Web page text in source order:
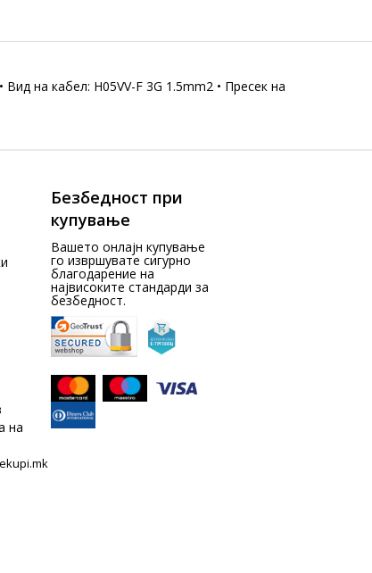
на кабел: H05VV-F 3G 1.5mm2 • Пресек на
на
Безбедност при
купување
Вашето онлајн купување
го извршувате сигурно
благодарение на
највисоките стандарди за
безбедност.